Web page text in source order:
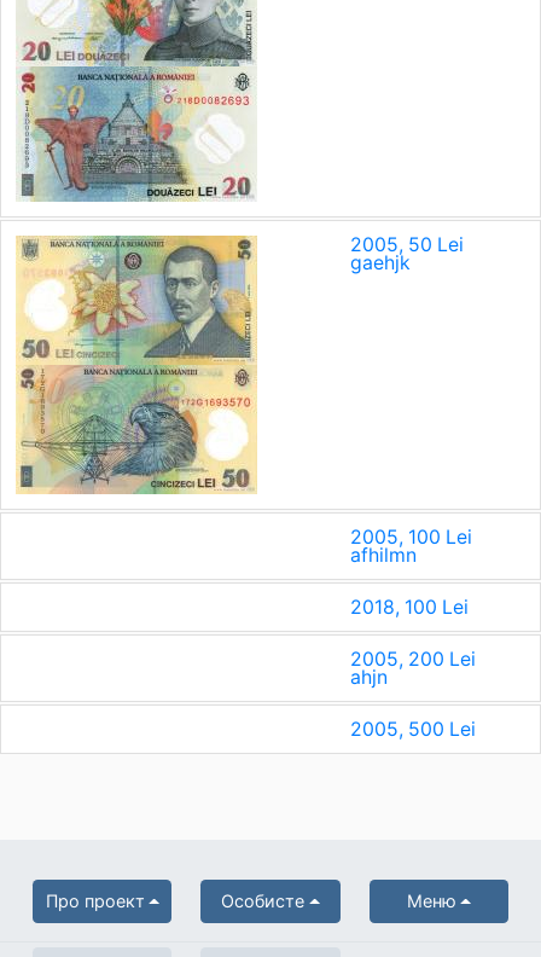
2005, 50 Lei
gaehjk
2005, 100 Lei
afhilmn
2018, 100 Lei
2005, 200 Lei
ahjn
2005, 500 Lei
Про проект Особисте Меню